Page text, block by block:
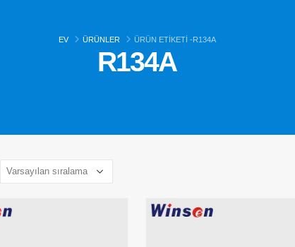
EV ÜRÜNLER ÜRÜN ETIKETI -R134A
R134A